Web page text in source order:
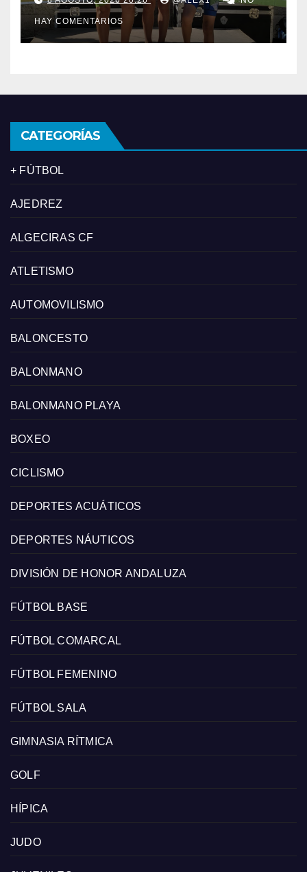
Andalucía de acuatlón
HAY COMENTARIOS
CATEGORÍAS
+ FÚTBOL
AJEDREZ
ALGECIRAS CF
ATLETISMO
AUTOMOVILISMO
BALONCESTO
BALONMANO
BALONMANO PLAYA
BOXEO
CICLISMO
DEPORTES ACUÁTICOS
DEPORTES NÁUTICOS
DIVISIÓN DE HONOR ANDALUZA
FÚTBOL BASE
FÚTBOL COMARCAL
FÚTBOL FEMENINO
FÚTBOL SALA
GIMNASIA RÍTMICA
GOLF
HÍPICA
JUDO